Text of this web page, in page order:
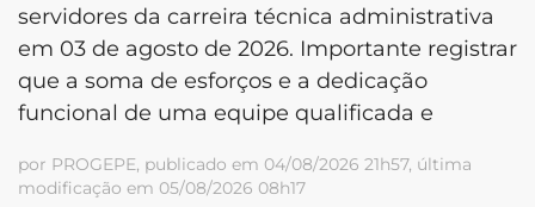
servidores da carreira técnica administrativa
em 03 de agosto de 2026. Importante registrar
que a soma de esforços e a dedicação
funcional de uma equipe qualificada e
por PROGEPE, publicado em 04/08/2026 21h57, última
modificação em 05/08/2026 08h17